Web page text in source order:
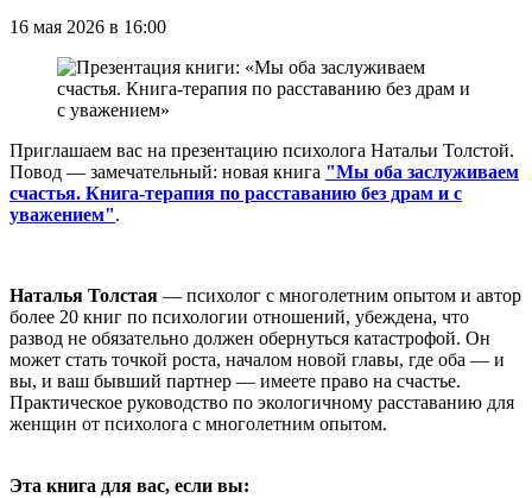
16 мая 2026 в 16:00
Приглашаем вас на презентацию психолога Натальи Толстой.
Повод — замечательный: новая книга "Мы оба заслуживаем
счастья. Книга-терапия по расставанию без драм и с
уважением".
Наталья Толстая — психолог с многолетним опытом и автор
более 20 книг по психологии отношений, убеждена, что
развод не обязательно должен обернуться катастрофой. Он
может стать точкой роста, началом новой главы, где оба — и
вы, и ваш бывший партнер — имеете право на счастье.
Практическое руководство по экологичному расставанию для
женщин от психолога с многолетним опытом.
Эта книга для вас, если вы: